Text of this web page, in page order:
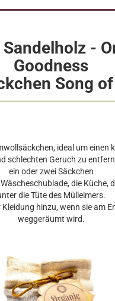
-
Goodness
Song
ideal um einen
schlechten Geruch zu
ein oder zwei Säckchen
die Küche,
die Tüte des Mülleimers.
Kleidung hinzu, wenn sie am
weggeräumt wird.